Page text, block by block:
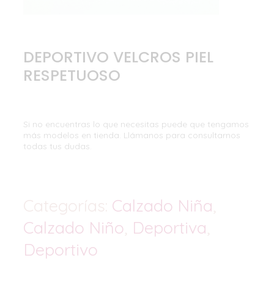
DEPORTIVO VELCROS PIEL
RESPETUOSO
Si no encuentras lo que necesitas puede que tengamos
más modelos en tienda. Llámanos para consultarnos
todas tus dudas.
Calzado Niña
Calzado Niño Deportiva
Deportivo